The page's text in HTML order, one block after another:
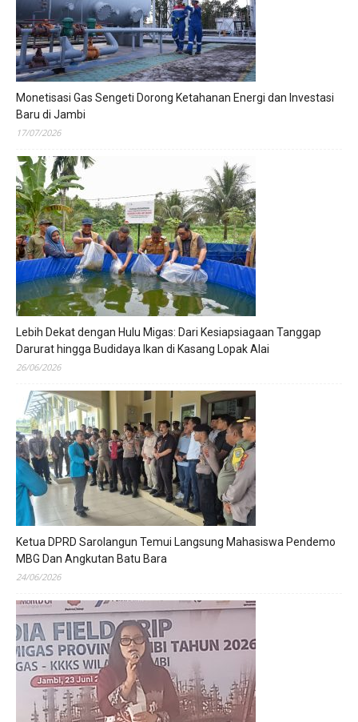
Monetisasi Gas Sengeti Dorong Ketahanan Energi dan Investasi
Baru di Jambi
17/07/2026
Lebih Dekat dengan Hulu Migas: Dari Kesiapsiagaan Tanggap
Darurat hingga Budidaya Ikan di Kasang Lopak Alai
26/06/2026
Ketua DPRD Sarolangun Temui Langsung Mahasiswa Pendemo
MBG Dan Angkutan Batu Bara
24/06/2026